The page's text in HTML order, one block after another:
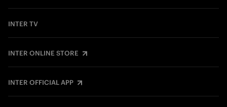
INTER TV
INTER ONLINE STORE
INTER OFFICIAL APP